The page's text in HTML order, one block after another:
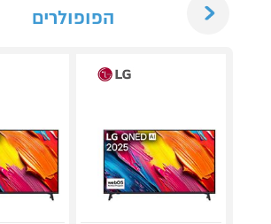
הפופולרים